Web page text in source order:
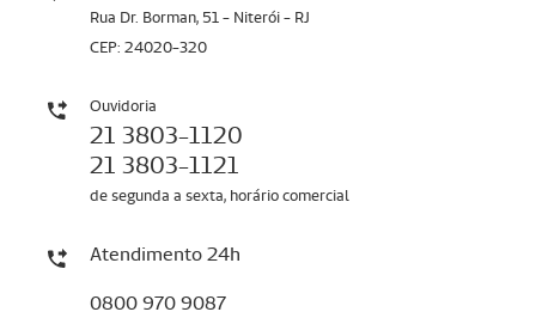
Rua Dr. Borman, 51 - Niterói - RJ
CEP: 24020-320
Ouvidoria
21 3803-1120
21 3803-1121
de segunda a sexta, horário comercial
Atendimento 24h
0800 970 9087